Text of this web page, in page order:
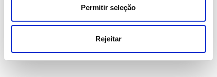
Permitir seleção
Rejeitar
1/2